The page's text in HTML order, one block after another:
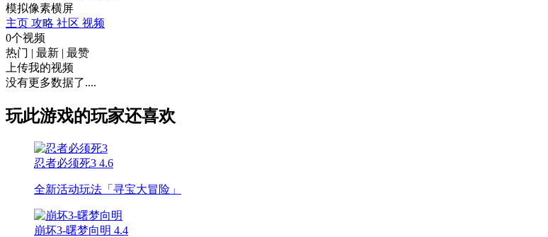
模拟像素横屏
主页 攻略 社区 视频
0个视频
热门 | 最新 | 最赞
上传我的视频
没有更多数据了....
玩此游戏的玩家还喜欢
忍者必须死3 4.6
全新活动玩法「寻宝大冒险」
崩坏3-曙梦向明 4.4